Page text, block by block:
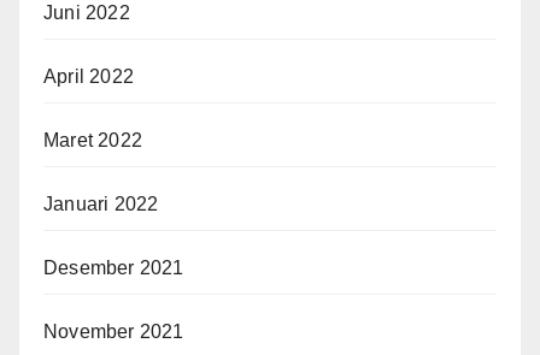
Juni 2022
April 2022
Maret 2022
Januari 2022
Desember 2021
November 2021